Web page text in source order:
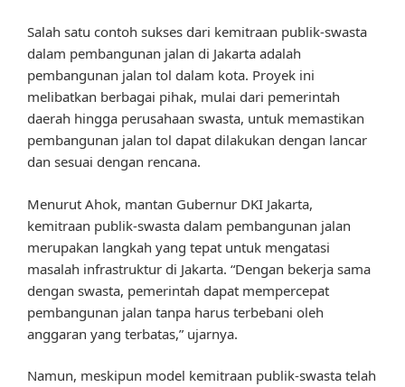
Salah satu contoh sukses dari kemitraan publik-swasta
dalam pembangunan jalan di Jakarta adalah
pembangunan jalan tol dalam kota. Proyek ini
melibatkan berbagai pihak, mulai dari pemerintah
daerah hingga perusahaan swasta, untuk memastikan
pembangunan jalan tol dapat dilakukan dengan lancar
dan sesuai dengan rencana.
Menurut Ahok, mantan Gubernur DKI Jakarta,
kemitraan publik-swasta dalam pembangunan jalan
merupakan langkah yang tepat untuk mengatasi
masalah infrastruktur di Jakarta. “Dengan bekerja sama
dengan swasta, pemerintah dapat mempercepat
pembangunan jalan tanpa harus terbebani oleh
anggaran yang terbatas,” ujarnya.
Namun, meskipun model kemitraan publik-swasta telah